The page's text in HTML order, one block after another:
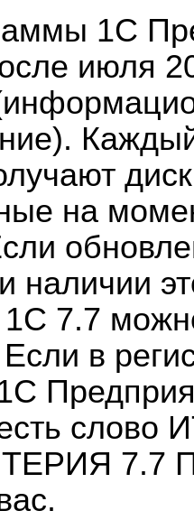
1С
июля
на
наличии
7.7
в
слово
7.7